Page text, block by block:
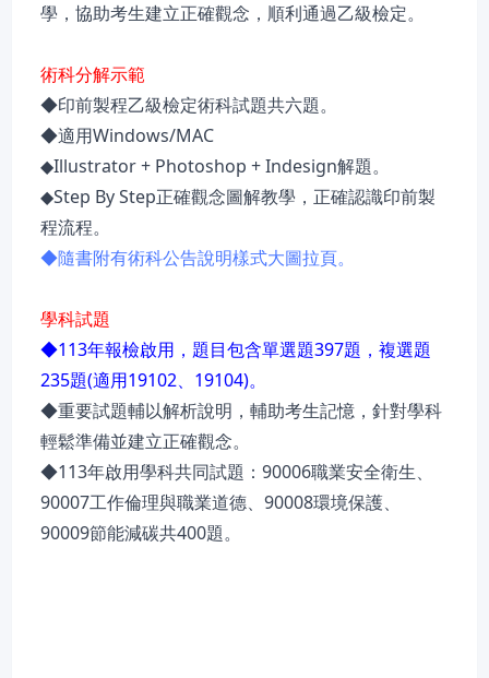
學，協助考生建立正確觀念，順利通過乙級檢定。
術科分解示範
◆印前製程乙級檢定術科試題共六題。
◆適用Windows/MAC
◆Illustrator + Photoshop + Indesign解題。
◆Step By Step正確觀念圖解教學，正確認識印前製
程流程。
◆隨書附有術科公告說明樣式大圖拉頁。
學科試題
◆113年報檢啟用，題目包含單選題397題，複選題
235題(適用19102、19104)。
◆重要試題輔以解析說明，輔助考生記憶，針對學科
輕鬆準備並建立正確觀念。
◆113年啟用學科共同試題：90006職業安全衛生、
90007工作倫理與職業道德、90008環境保護、
90009節能減碳共400題。